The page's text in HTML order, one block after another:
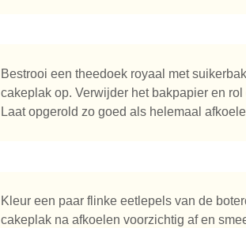
Bestrooi een theedoek royaal met
cakeplak op. Verwijder het bakpapier en
Laat opgerold zo goed als helemaal
Kleur een paar flinke eetlepels van de
cakeplak na afkoelen voorzichtig af en